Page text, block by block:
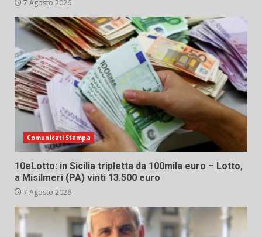
7 Agosto 2026
Comunicati Stampa
10eLotto: in Sicilia tripletta da 100mila euro – Lotto,
a Misilmeri (PA) vinti 13.500 euro
7 Agosto 2026